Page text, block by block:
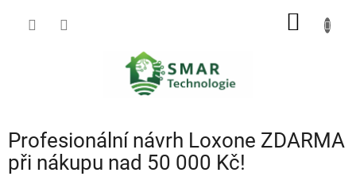
Profesionální návrh Loxone ZDARMA
při nákupu nad 50 000 Kč!